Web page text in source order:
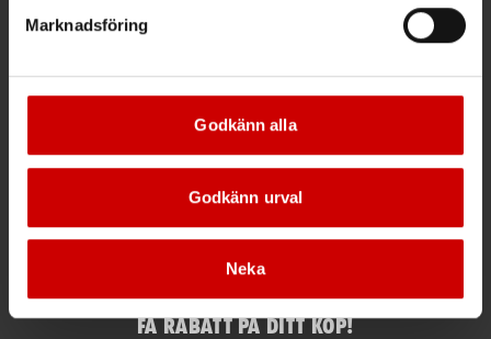
Marknadsföring
Godkänn alla
Godkänn urval
Neka
Maila kundsupport@wuerth.se
Ring växeln 019 - 35 10 00
Maila info@wuerth.se
Få rabatt på ditt köp!